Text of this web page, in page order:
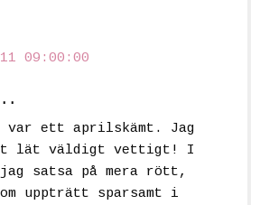
09:00:00
var ett aprilskämt. Jag
lät väldigt vettigt! I
satsa på mera rött,
uppträtt sparsamt i